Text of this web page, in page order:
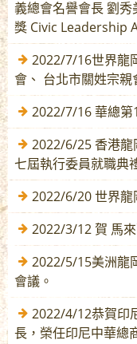
義總會名譽會長 劉
獎 Civic Leadership
2022/7/16世界龍
會、 台北市關姓宗
2022/7/16 華總第
2022/6/25 香港龍
七屆執行委員就職典
2022/6/20 世界龍
2022/3/12 賀 馬
2022/5/15美洲龍
會議。
2022/4/12恭賀印
長，榮任印尼中華總